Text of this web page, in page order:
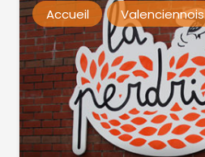
Accueil Valenciennois